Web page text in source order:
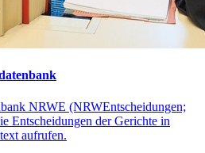
NRWE (NRWEntscheidungen;
Entscheidungen der Gerichte in
aufrufen.